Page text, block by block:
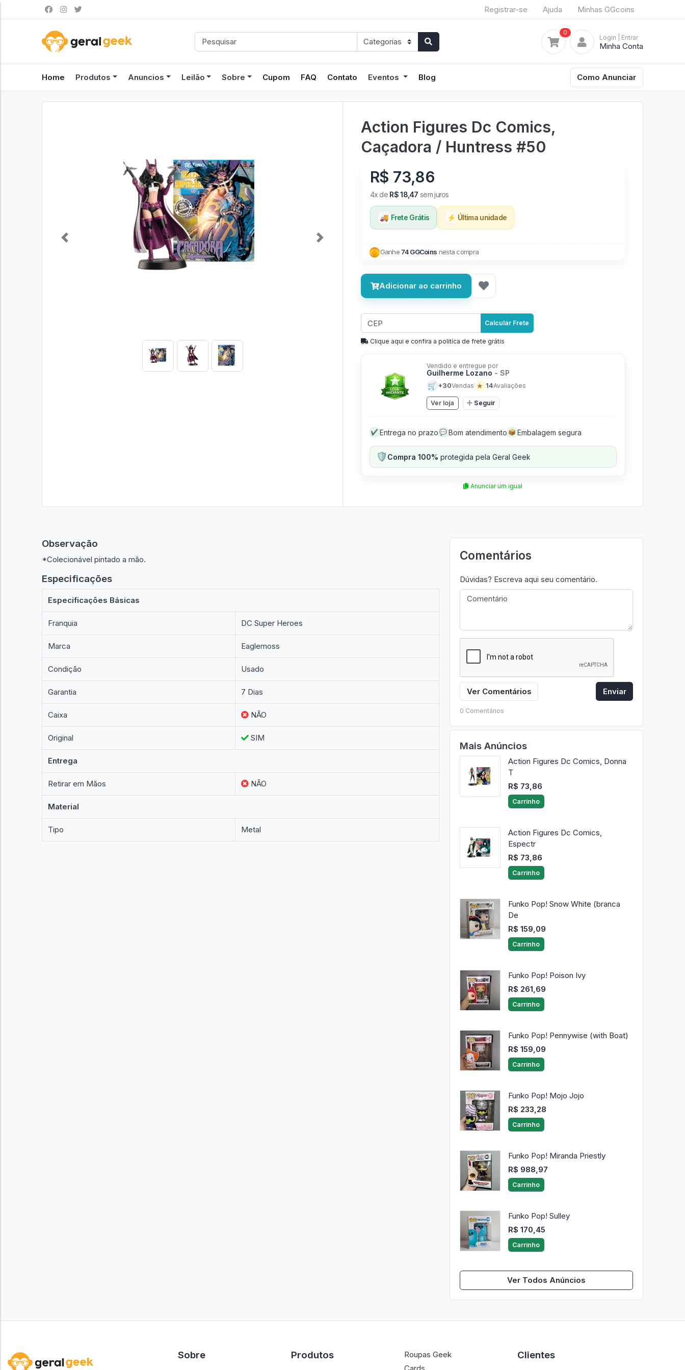
Registrar-se Ajuda Minhas GGcoins
0
Login | Entrar
Minha Conta
Home Produtos Anuncios Leilão Sobre Cupom FAQ Contato Eventos Blog Como Anunciar
Previous Next
Action Figures Dc Comics,
Caçadora / Huntress #50
R$ 73,86
4x de R$ 18,47 sem juros
🚚 Frete Grátis ⚡ Última unidade
Ganhe 74 GGCoins nesta compra
Adicionar ao carrinho
Calcular Frete
Clique aqui e confira a politíca de frete grátis
Vendido e entregue por
Guilherme Lozano - SP
🛒 +30Vendas ★ 14Avaliações
Ver loja Seguir
✔ Entrega no prazo 💬 Bom atendimento 📦 Embalagem segura
🛡️Compra 100% protegida pela Geral Geek
Anunciar um igual
Observação
*Colecionável pintado a mão.
Especificações
Especificações Básicas
Franquia DC Super Heroes
Marca Eaglemoss
Condição Usado
Garantia 7 Dias
Caixa NÃO
Original SIM
Entrega
Retirar em Mãos NÃO
Material
Tipo Metal
Comentários
Dúvidas? Escreva aqui seu comentário.
Ver Comentários Enviar
0 Comentários
Mais Anúncios
Action Figures Dc Comics, Donna
T
R$ 73,86
Carrinho
Action Figures Dc Comics,
Espectr
R$ 73,86
Carrinho
Funko Pop! Snow White (branca
De
R$ 159,09
Carrinho
Funko Pop! Poison Ivy
R$ 261,69
Carrinho
Funko Pop! Pennywise (with Boat)
R$ 159,09
Carrinho
Funko Pop! Mojo Jojo
R$ 233,28
Carrinho
Funko Pop! Miranda Priestly
R$ 988,97
Carrinho
Funko Pop! Sulley
R$ 170,45
Carrinho
Ver Todos Anúncios
Sobre Produtos
Roupas Geek
Cards
Clientes